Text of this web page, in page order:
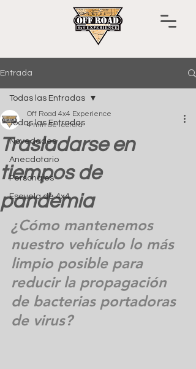
Entrada
Todas las Entradas
Novedades
Anecdotario
Personajes
Escuela de 4x4
Todas las Entradas
Trasladarse en
tiempos de
pandemia
Off Road 4x4 Experience
4 min de lectura
¿Cómo mantenemos
nuestro vehículo lo más
limpio posible para
reducir la propagación
de bacterias portadoras
de virus?